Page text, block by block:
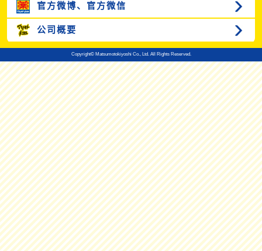
官方微博、 官方微信
公司概要
Copyright© Matsumotokiyoshi Co., Ltd. All Rights Reserved.